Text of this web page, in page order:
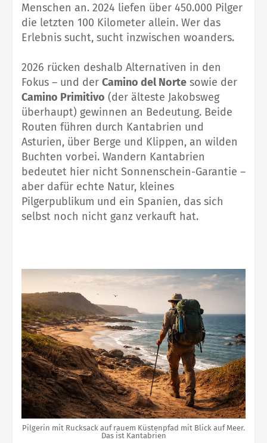
Menschen an. 2024 liefen über 450.000 Pilger
die letzten 100 Kilometer allein. Wer das
Erlebnis sucht, sucht inzwischen woanders.
2026 rücken deshalb Alternativen in den
Fokus – und der Camino del Norte sowie der
Camino Primitivo (der älteste Jakobsweg
überhaupt) gewinnen an Bedeutung. Beide
Routen führen durch Kantabrien und
Asturien, über Berge und Klippen, an wilden
Buchten vorbei. Wandern Kantabrien
bedeutet hier nicht Sonnenschein-Garantie –
aber dafür echte Natur, kleines
Pilgerpublikum und ein Spanien, das sich
selbst noch nicht ganz verkauft hat.
Pilgerin mit Rucksack auf rauem Küstenpfad mit Blick auf Meer.
Das ist Kantabrien